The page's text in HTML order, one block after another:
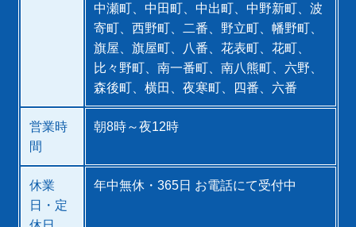
中瀬町、中田町、中出町、中野新町、波
寄町、西野町、二番、野立町、幡野町、
旗屋、旗屋町、八番、花表町、花町、
比々野町、南一番町、南八熊町、六野、
森後町、横田、夜寒町、四番、六番
営業時
間
朝8時～夜12時
休業
日・定
年中無休・365日 お電話にて受付中